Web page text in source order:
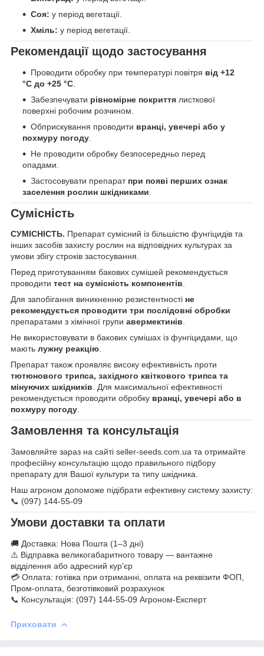
Соя: у період вегетації.
Хміль: у період вегетації.
Рекомендації щодо застосування
Проводити обробку при температурі повітря від +12
°C до +25 °C
Забезпечувати рівномірне покриття листкової
поверхні робочим розчином.
Обприскування проводити вранці, увечері або у
похмуру погоду
Не проводити обробку безпосередньо перед
опадами.
Застосовувати препарат при появі перших ознак
заселення рослин шкідниками
Сумісність
СУМІСНІСТЬ. Препарат сумісний із більшістю фунгіцидів та
інших засобів захисту рослин на відповідних культурах за
умови збігу строків застосування.
Перед приготуванням бакових сумішей рекомендується
проводити тест на сумісність компонентів.
Для запобігання виникненню резистентності не
рекомендується проводити три послідовні обробки
препаратами з хімічної групи авермектинів.
Не використовувати в бакових сумішах із фунгіцидами, що
мають лужну реакцію.
Препарат також проявляє високу ефективність проти
тютюнового трипса, західного квіткового трипса та
мінуючих шкідників. Для максимальної ефективності
рекомендується проводити обробку вранці, увечері або в
похмуру погоду.
Замовлення та консультація
Замовляйте зараз на сайті seller-seeds.com.ua та отримайте
професійну консультацію щодо правильного підбору
препарату для Вашої культури та типу шкідника.
Наш агроном допоможе підібрати ефективну систему захисту:
📞 (097) 144-55-09
Умови доставки та оплати
🚚 Доставка: Нова Пошта (1–3 дні)
⚠️ Відправка великогабаритного товару — вантажне
відділення або адресний кур’єр
💳 Оплата: готівка при отриманні, оплата на реквізити ФОП,
Пром-оплата, безготівковий розрахунок
📞 Консультація: (097) 144-55-09 Агроном-Експерт
Приховати